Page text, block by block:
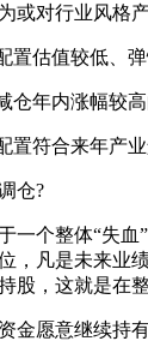
对行业风格产
估值较低、弹
年内涨幅较高
符合来年产业
仓?
个整体“失血”
，凡是未来业
股，这就是在
愿意继续持有